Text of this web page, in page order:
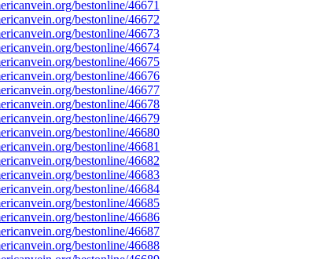
bestonline/46671
bestonline/46672
bestonline/46673
bestonline/46674
bestonline/46675
bestonline/46676
bestonline/46677
bestonline/46678
bestonline/46679
bestonline/46680
bestonline/46681
bestonline/46682
bestonline/46683
bestonline/46684
bestonline/46685
bestonline/46686
bestonline/46687
bestonline/46688